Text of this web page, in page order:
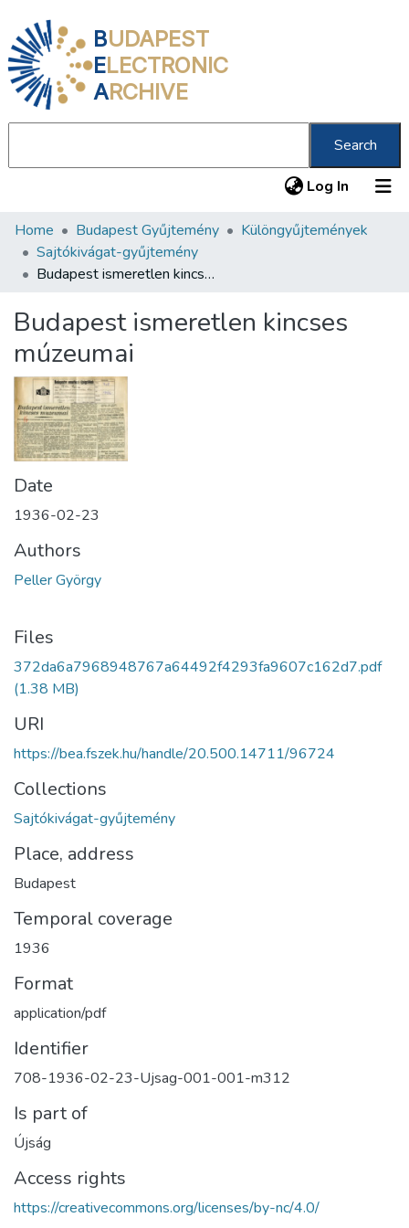
BUDAPEST
ELECTRONIC
ARCHIVE
Search
Log In (current)
Communities & Collections
All of DSpace
About us
Home Budapest Gyűjtemény
Különgyűjtemények
Sajtókivágat-gyűjtemény
Budapest ismeretlen kincses múzeumai
Budapest ismeretlen kincses
múzeumai
Date
1936-02-23
Authors
Peller György
Files
372da6a7968948767a64492f4293fa9607c162d7.pdf
(1.38 MB)
URI
https://bea.fszek.hu/handle/20.500.14711/96724
Collections
Sajtókivágat-gyűjtemény
Place, address
Budapest
Temporal coverage
1936
Format
application/pdf
Identifier
708-1936-02-23-Ujsag-001-001-m312
Is part of
Újság
Access rights
https://creativecommons.org/licenses/by-nc/4.0/